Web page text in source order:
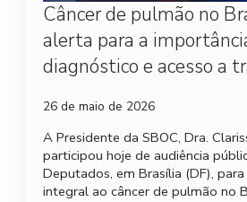
Câncer de pulmão no
alerta para a
diagnóstico e acesso a
26 de maio de 2026
A Presidente da SBOC, Dra.
participou hoje de audiência
Deputados, em Brasília (DF),
integral ao câncer de pulmão no